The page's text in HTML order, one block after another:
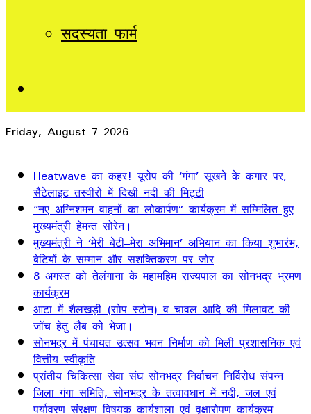
सदस्यता फार्म
Friday, August 7 2026
Heatwave का कहर! यूरोप की ‘गंगा’ सूखने के कगार पर,
सैटेलाइट तस्वीरों में दिखी नदी की मिट्टी
“नए अग्निशमन वाहनों का लोकार्पण” कार्यक्रम में सम्मिलित हुए
मुख्यमंत्री हेमन्त सोरेन।
मुख्यमंत्री ने ‘मेरी बेटी–मेरा अभिमान’ अभियान का किया शुभारंभ,
बेटियों के सम्मान और सशक्तिकरण पर जोर
8 अगस्त को तेलंगाना के महामहिम राज्यपाल का सोनभद्र भ्रमण
कार्यक्रम
आटा में शैलखड़ी (राोप स्टोन) व चावल आदि की मिलावट की
जॉच हेतु लैब को भेजा।
सोनभद्र में पंचायत उत्सव भवन निर्माण को मिली प्रशासनिक एवं
वित्तीय स्वीकृति
प्रांतीय चिकित्सा सेवा संघ सोनभद्र निर्वाचन निर्विरोध संपन्न
जिला गंगा समिति, सोनभद्र के तत्वावधान में नदी, जल एवं
पर्यावरण संरक्षण विषयक कार्यशाला एवं वृक्षारोपण कार्यक्रम